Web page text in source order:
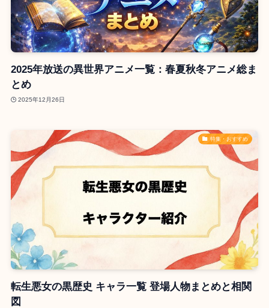
2025年放送の異世界アニメ一覧：春夏秋冬アニメ総ま
とめ
2025年12月26日
特集・おすすめ
転生悪女の黒歴史 キャラ一覧 登場人物まとめと相関
図